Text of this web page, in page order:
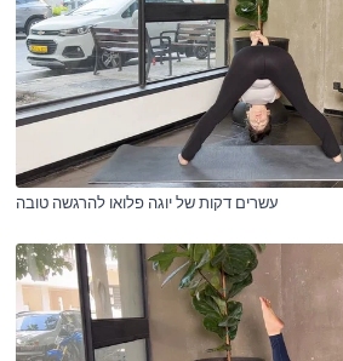
עשרים דקות של יוגה פלואו להרגשה טובה